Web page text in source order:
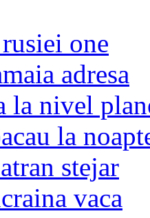
one
adresa
la nivel
la
stejar
vaca